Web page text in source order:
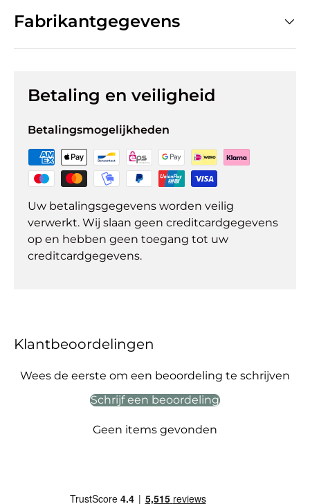
Fabrikantgegevens
Betaling en veiligheid
Betalingsmogelijkheden
Uw betalingsgegevens worden veilig
verwerkt. Wij slaan geen creditcardgegevens
op en hebben geen toegang tot uw
creditcardgegevens.
Klantbeoordelingen
Wees de eerste om een beoordeling te schrijven
Schrijf een beoordeling
Geen items gevonden